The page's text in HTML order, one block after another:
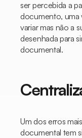
ser percebida a
documento, uma
variar mas não a
desenhada para
documental.
Um dos erros
documental tem